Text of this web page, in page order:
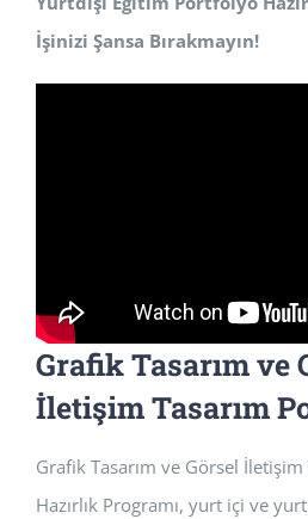
İşinizi Şansa Bırakmayın!
Grafik Tasarım ve
İletişim Tasarım
Grafik Tasarım ve Görsel
Hazırlık Programı, yurt içi ve